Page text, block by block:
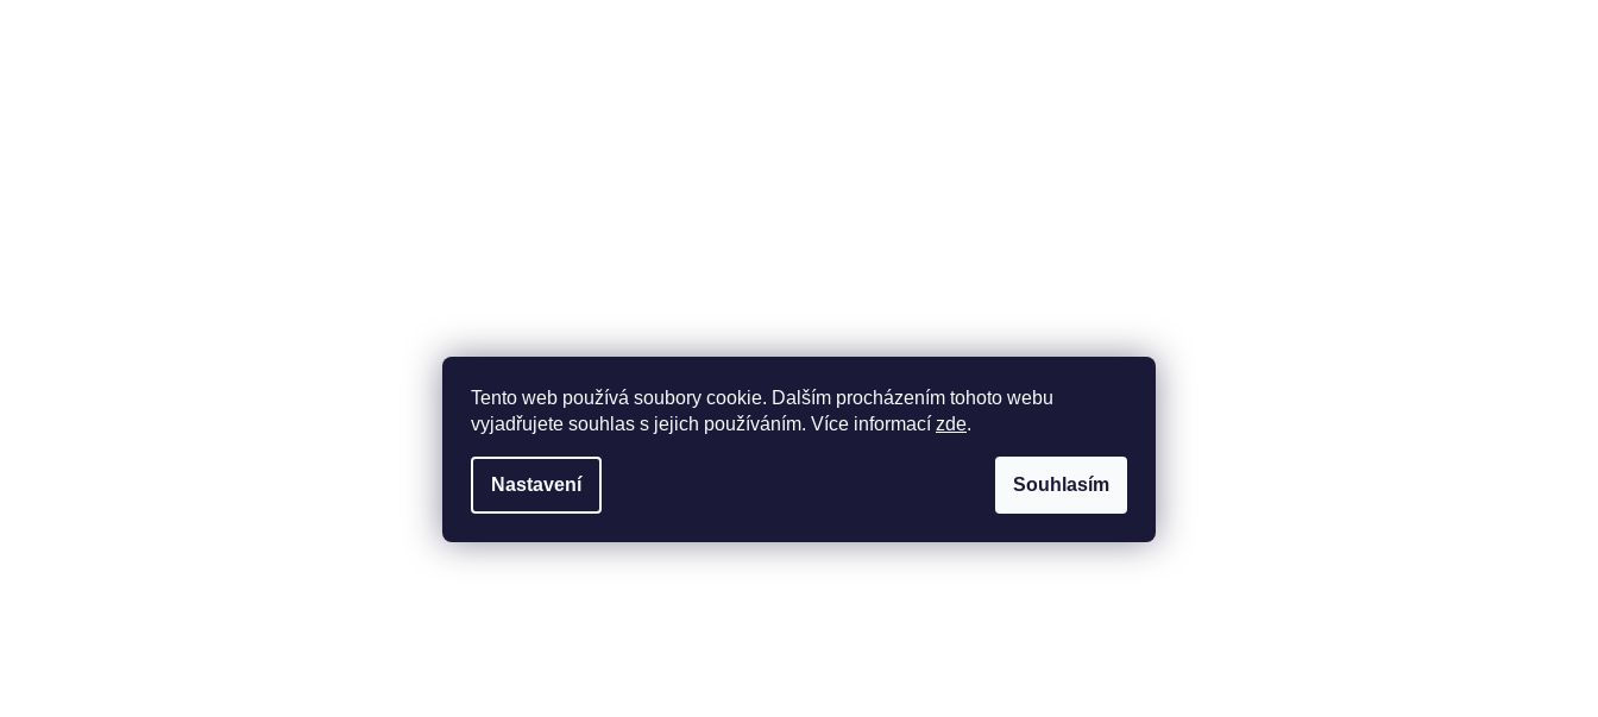
Tento web používá soubory cookie. Dalším procházením tohoto webu
vyjadřujete souhlas s jejich používáním. Více informací zde.
Nastavení Souhlasím